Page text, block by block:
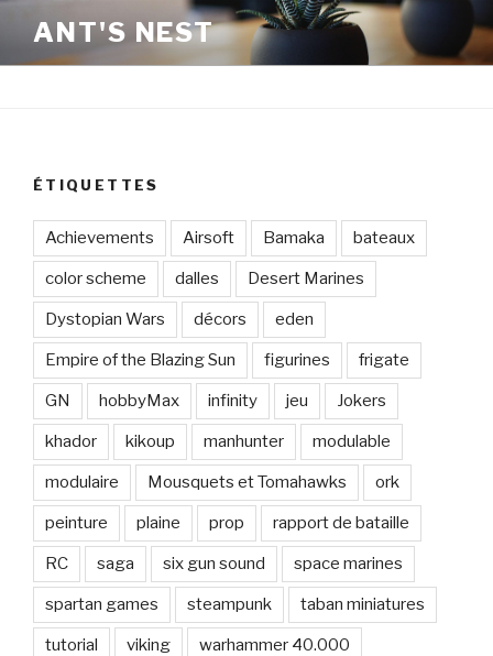
contenu
ANT'S NEST
ÉTIQUETTES
Achievements Airsoft Bamaka bateaux
color scheme dalles Desert Marines
Dystopian Wars décors eden
Empire of the Blazing Sun figurines frigate
GN hobbyMax infinity jeu Jokers
khador kikoup manhunter modulable
modulaire Mousquets et Tomahawks ork
peinture plaine prop rapport de bataille
RC saga six gun sound space marines
spartan games steampunk taban miniatures
tutorial viking warhammer 40.000